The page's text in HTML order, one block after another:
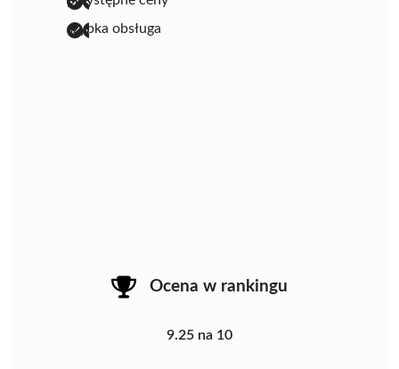
szybka obsługa
Ocena w rankingu
9.25 na 10